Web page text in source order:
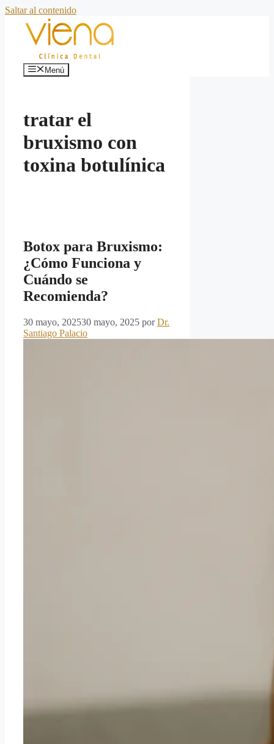
Saltar al contenido
Menú
tratar el
bruxismo con
toxina botulínica
Botox para Bruxismo:
¿Cómo Funciona y
Cuándo se
Recomienda?
30 mayo, 202530 mayo, 2025 porDr.
Santiago Palacio